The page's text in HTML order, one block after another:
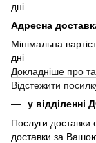
дні
Адресна
Мінімальна
дні
Докладніше про
Відстежити
у
Послуги доставки
доставки за